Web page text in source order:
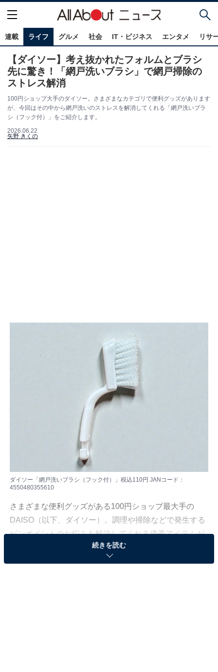
連載 ライフ グルメ 社会 IT・ビジネス エンタメ リサ
【ダイソー】考え抜かれたフォルムとブラシ
先に驚き！「網戸洗いブラシ」で網戸掃除の
ストレス解消
100円ショップ大手のダイソー。さまざまなカテゴリで便利グッズがあります
が、今回はその中から網戸洗いのストレスを解消してくれる「網戸洗いブラ
シ（フック付）」をご紹介します。
2026.06.22
矢野 きくの
ダイソー「網戸洗いブラシ（フック付）」税込110円 JANコード：
4550480355610
さまざまな便利グッズがある100円ショップ最大手の
DAISO（以下、ダイソー）。調理や掃除などで発生する
ピンポイントのお悩みを解決してくれる優秀アイテムが
続きを読む